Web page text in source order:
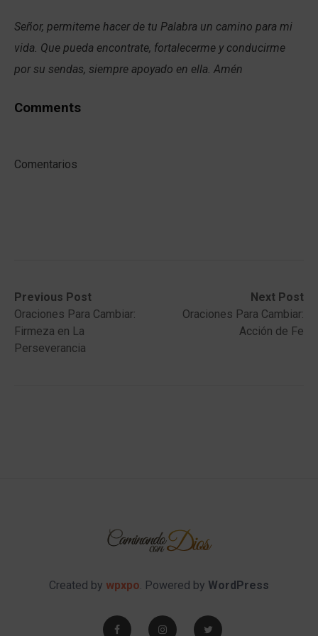
Señor, permiteme hacer de tu Palabra un camino para mi
vida. Que pueda encontrate, fortalecerme y conducirme
por su sendas, siempre apoyado en ella. Amén
Comments
Comentarios
Post
navigation
Previous Post
Previous
post:Oraciones Para Cambiar:
Firmeza en La
Perseverancia
Next Post
Next
post:
Oraciones Para Cambiar:
Acción de Fe
Created by wpxpo. Powered by WordPress